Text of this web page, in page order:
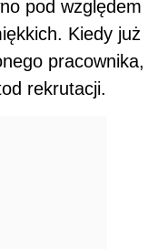
pod względem
Kiedy już
pracownika,
rekrutacji.